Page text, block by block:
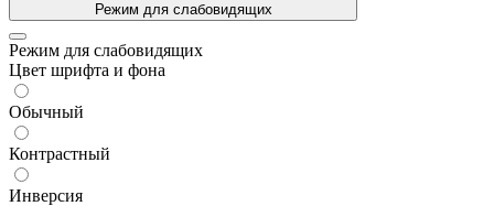
Режим для слабовидящих
Режим для слабовидящих
Цвет шрифта и фона
Обычный
Контрастный
Инверсия